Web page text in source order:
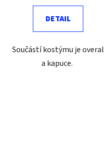
DETAIL
Součástí kostýmu je overal
a kapuce.